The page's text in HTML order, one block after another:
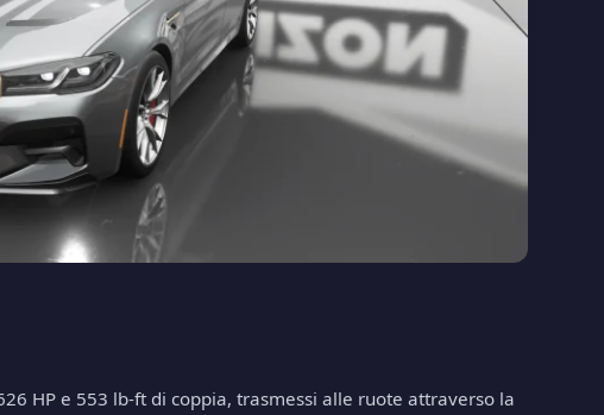
HP e 553 lb-ft di coppia, trasmessi alle ruote attraverso la